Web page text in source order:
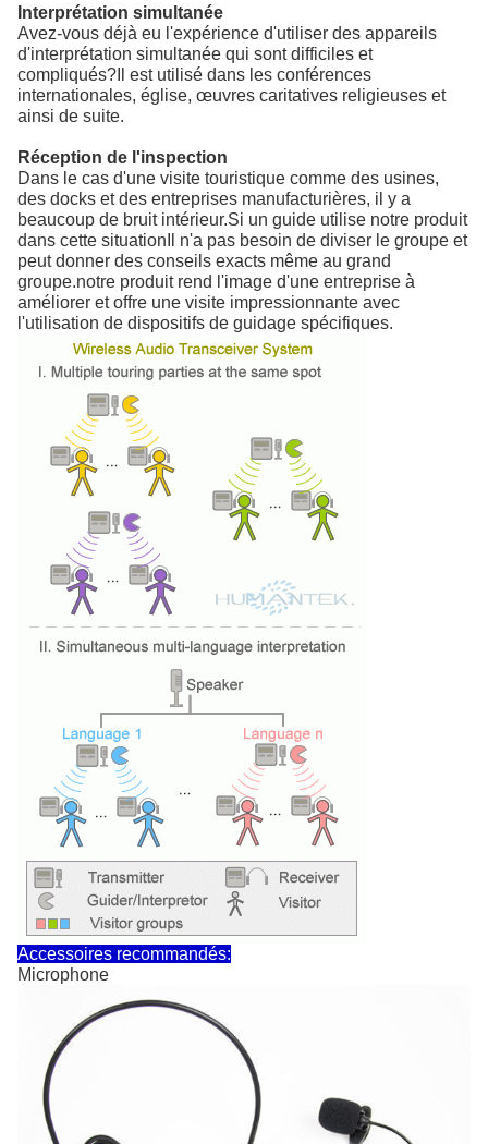
Interprétation simultanée
Avez-vous déjà eu l'expérience d'utiliser des appareils
d'interprétation simultanée qui sont difficiles et
compliqués?Il est utilisé dans les conférences
internationales, église, œuvres caritatives religieuses et
ainsi de suite.
Réception de l'inspection
Dans le cas d'une visite touristique comme des usines,
des docks et des entreprises manufacturières, il y a
beaucoup de bruit intérieur.Si un guide utilise notre produit
dans cette situationIl n'a pas besoin de diviser le groupe et
peut donner des conseils exacts même au grand
groupe.notre produit rend l'image d'une entreprise à
améliorer et offre une visite impressionnante avec
l'utilisation de dispositifs de guidage spécifiques.
Accessoires recommandés:
Microphone